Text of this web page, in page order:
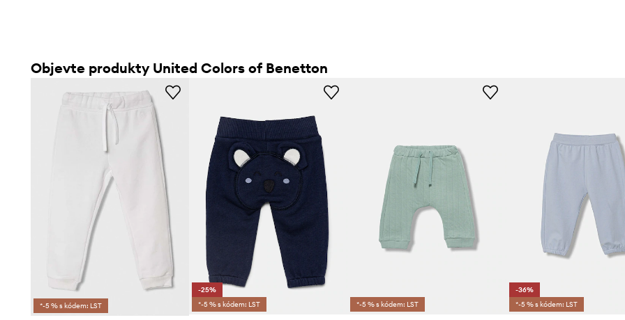
Objevte produkty United Colors of Benetton
*-5 % s kódem: LST
-25%
*-5 % s kódem: LST
*-5 % s kódem: LST
-36%
*-5 % s kódem: LST